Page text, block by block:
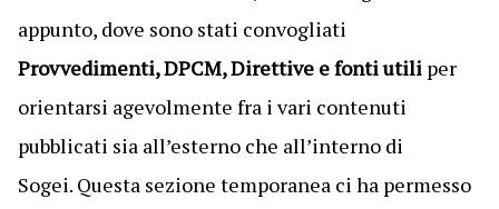
appunto, dove sono stati convogliati
Provvedimenti, DPCM, Direttive e fonti utiliper
orientarsi agevolmente fra i vari contenuti
pubblicati sia all’esterno che all’interno di
Sogei. Questa sezione temporanea ci ha permesso